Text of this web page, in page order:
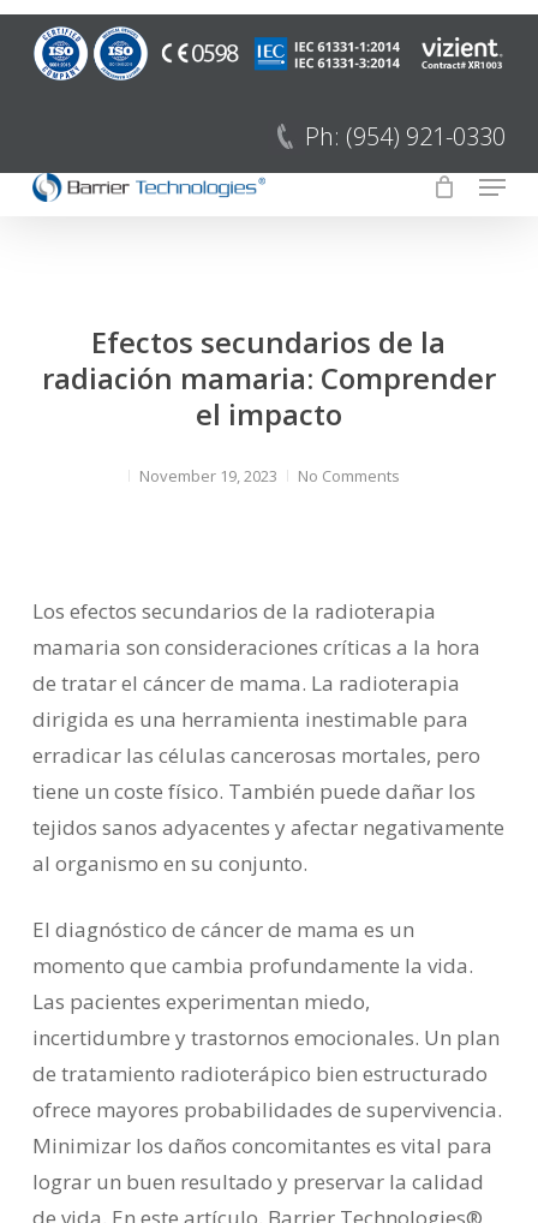
Ir
contenido
Ph: (954) 921-0330
Menú
Efectos secundarios de la
radiación mamaria: Comprender
el impacto
November 19, 2023 No Comments
Los efectos secundarios de la radioterapia
mamaria son consideraciones críticas a la hora
de tratar el cáncer de mama. La radioterapia
dirigida es una herramienta inestimable para
erradicar las células cancerosas mortales, pero
tiene un coste físico. También puede dañar los
tejidos sanos adyacentes y afectar negativamente
al organismo en su conjunto.
El diagnóstico de cáncer de mama es un
momento que cambia profundamente la vida.
Las pacientes experimentan miedo,
incertidumbre y trastornos emocionales. Un plan
de tratamiento radioterápico bien estructurado
ofrece mayores probabilidades de supervivencia.
Minimizar los daños concomitantes es vital para
lograr un buen resultado y preservar la calidad
Cerrar